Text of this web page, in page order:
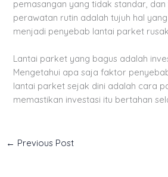
pemasangan yang tidak standar,
perawatan rutin adalah tujuh hal
menjadi penyebab lantai parket
Lantai parket yang bagus adalah
Mengetahui apa saja faktor
lantai parket sejak dini adalah cara
memastikan investasi itu bertahan
← Previous Post